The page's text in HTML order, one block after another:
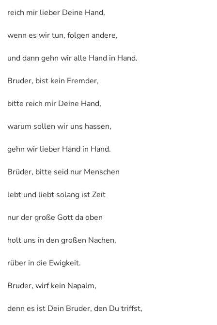
reich mir lieber Deine Hand,
wenn es wir tun, folgen andere,
und dann gehn wir alle Hand in Hand.
Bruder, bist kein Fremder,
bitte reich mir Deine Hand,
warum sollen wir uns hassen,
gehn wir lieber Hand in Hand.
Brüder, bitte seid nur Menschen
lebt und liebt solang ist Zeit
nur der große Gott da oben
holt uns in den großen Nachen,
rüber in die Ewigkeit.
Bruder, wirf kein Napalm,
denn es ist Dein Bruder, den Du triffst,